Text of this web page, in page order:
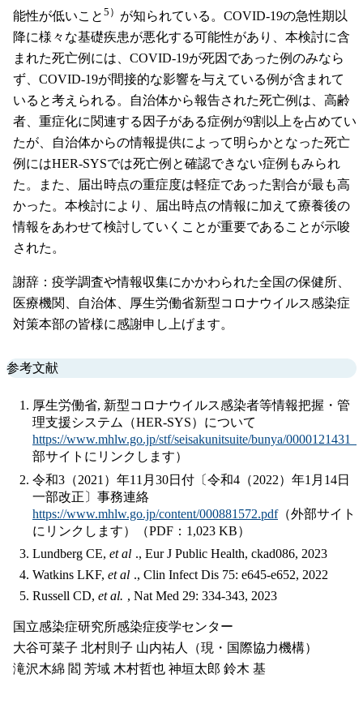
能性が低いこと 5） が知られている。COVID-19の急性期以
降に様々な基礎疾患が悪化する可能性があり、本検討に含
まれた死亡例には、COVID-19が死因であった例のみなら
ず、COVID-19が間接的な影響を与えている例が含まれて
いると考えられる。自治体から報告された死亡例は、高齢
者、重症化に関連する因子がある症例が9割以上を占めてい
たが、自治体からの情報提供によって明らかとなった死亡
例にはHER-SYSでは死亡例と確認できない症例もみられ
た。また、届出時点の重症度は軽症であった割合が最も高
かった。本検討により、届出時点の情報に加えて療養後の
情報をあわせて検討していくことが重要であることが示唆
された。
謝辞：疫学調査や情報収集にかかわられた全国の保健所、
医療機関、自治体、厚生労働省新型コロナウイルス感染症
対策本部の皆様に感謝申し上げます。
参考文献
厚生労働省, 新型コロナウイルス感染者等情報把握・管
理支援システム（HER-SYS）について
https://www.mhlw.go.jp/stf/seisakunitsuite/bunya/
部サイトにリンクします）
令和3（2021）年11月30日付〔令和4（2022）年1月14日
一部改正〕事務連絡
https://www.mhlw.go.jp/content/000881572.pdf（外部サイト
にリンクします）（PDF：1,023 KB）
Lundberg CE, et al ., Eur J Public Health, ckad086, 2023
Watkins LKF, et al ., Clin Infect Dis 75: e645-e652, 2022
Russell CD, et al. , Nat Med 29: 334-343, 2023
国立感染症研究所感染症疫学センター
大谷可菜子 北村則子 山内祐人（現・国際協力機構）
滝沢木綿 閻 芳域 木村哲也 神垣太郎 鈴木 基